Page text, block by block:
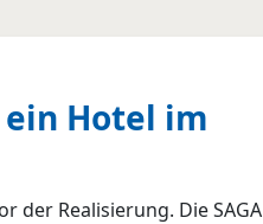
Hotel im
der Realisierung. Die SAGA